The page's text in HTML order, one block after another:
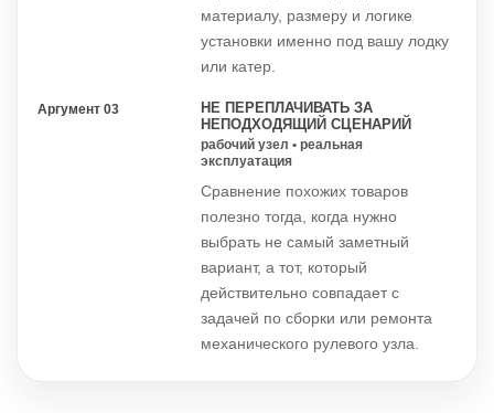
материалу, размеру и логике
установки именно под вашу лодку
или катер.
Аргумент 03
НЕ ПЕРЕПЛАЧИВАТЬ ЗА
НЕПОДХОДЯЩИЙ СЦЕНАРИЙ
рабочий узел • реальная
эксплуатация
Сравнение похожих товаров
полезно тогда, когда нужно
выбрать не самый заметный
вариант, а тот, который
действительно совпадает с
задачей по сборки или ремонта
механического рулевого узла.